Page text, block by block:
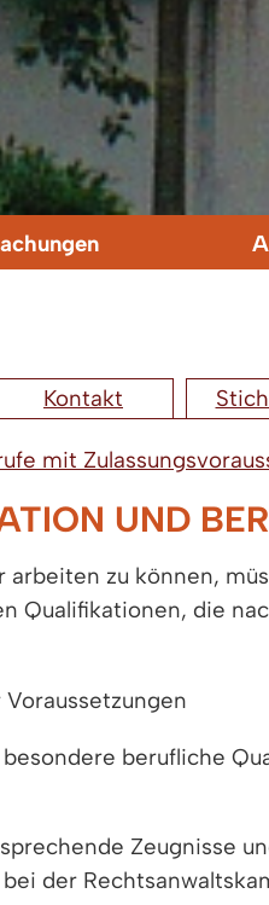
Kontakt
mit
UND
zu können,
Qualifikationen, die
berufliche
Zeugnisse
der